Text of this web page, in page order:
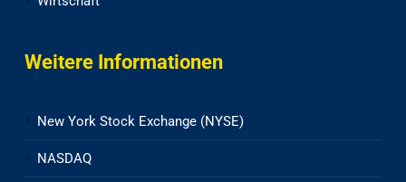
Weitere Informationen
New York Stock Exchange (NYSE)
NASDAQ